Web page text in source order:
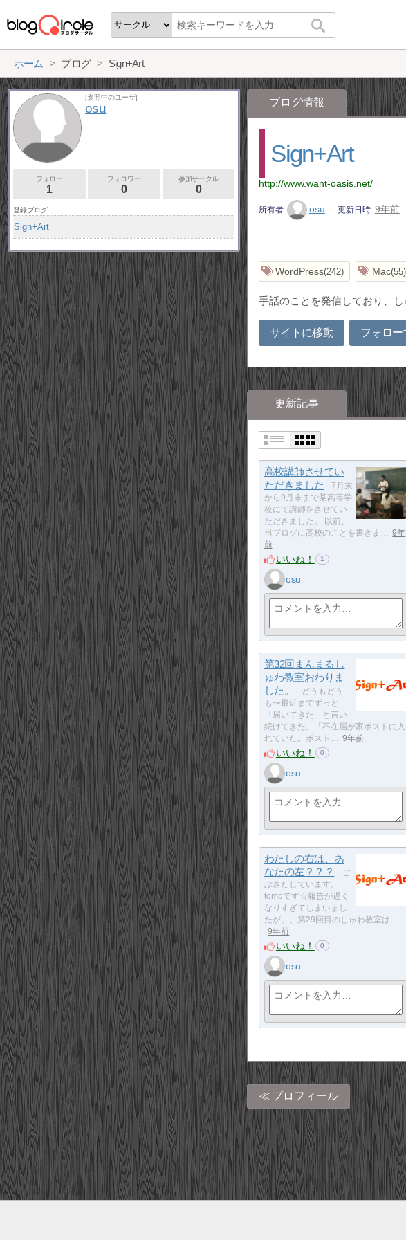
ホーム ブログ Sign+Art
ブログ情報
Sign+Art
http://www.want-oasis.net/
所有者 osu 更新日時 9年前
WordPress 242 Mac 55
手話のことを発信しており、
サイトに移動 フォロー
更新記事
高校講師させてい
ただきました
7月末
から9月末まで某高等学
校にて講師をさせてい
ただきました。 以前、
当ブログに高校のことを書きま… 9年
前
いいね！ 1
osu
第32回まんまるし
ゅわ教室おわりま
した。
どうもどう
も〜最近までずっと
「届いてきた」と言い
続けてきた。「不在届が家ポストに入
れていた。ポスト… 9年前
いいね！ 0
osu
わたしの右は、あ
なたの左？？？
ご
ぶさたしています。
tomoです☆報告が遅く
なりすぎてしまいまし
たが、、第29回目のしゅわ教室はt…
9年前
いいね！ 0
osu
プロフィール
[参照中のユーザ]
osu
フォロー
1
フォロワー
0
参加サークル
0
登録ブログ
Sign+Art